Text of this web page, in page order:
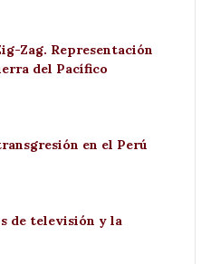
Zag. Representación
del Pacífico
en el Perú
de televisión y la